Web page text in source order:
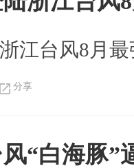
江台风8月
分享
“白海豚”